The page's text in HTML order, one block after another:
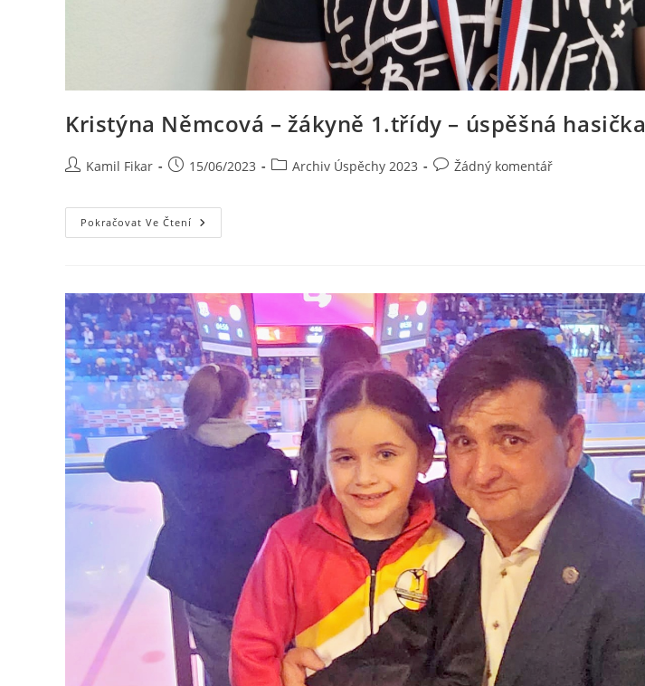
Kristýna Němcová – žákyně 1.třídy – úspěšná hasička
Kamil Fikar 15/06/2023 Archiv Úspěchy 2023 Žádný komentář
Pokračovat Ve Čtení